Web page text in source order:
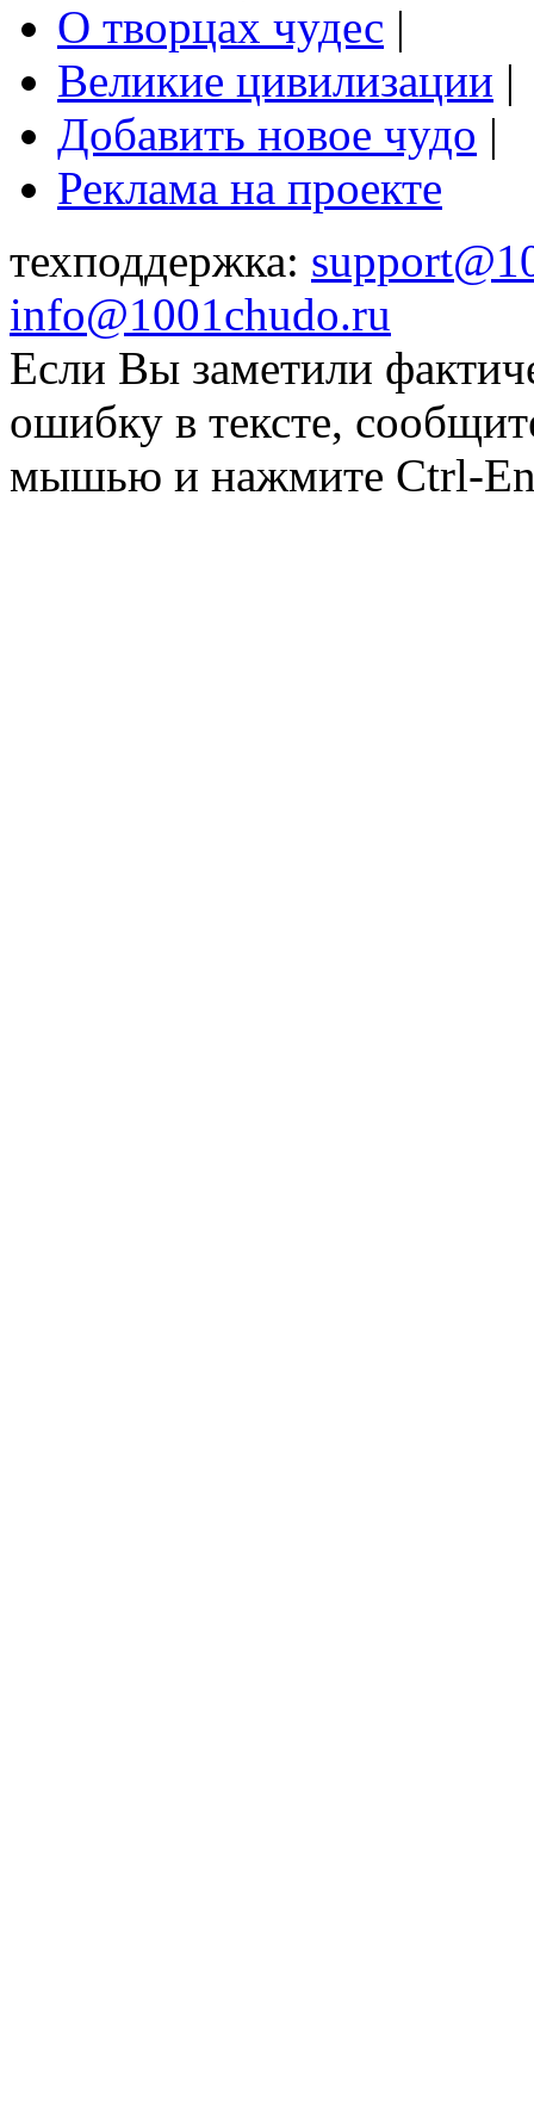
О творцах чудес |
Великие цивилизации |
Добавить новое чудо |
Реклама на проекте
техподдержка:
info@1001chudo.ru
Если Вы заметили
ошибку в тексте,
мышью и нажмите Ctrl-